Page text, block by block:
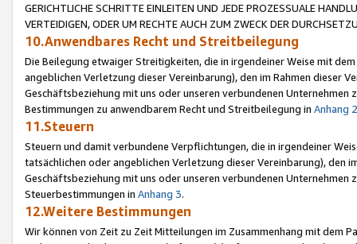
GERICHTLICHE SCHRITTE EINLEITEN UND JEDE PROZESSUALE
VERTEIDIGEN, ODER UM RECHTE AUCH ZUM ZWECK DER
10.Anwendbares Recht und Streitbeilegung
Die Beilegung etwaiger Streitigkeiten, die in irgendeiner Weise mit
angeblichen Verletzung dieser Vereinbarung), den im Rahmen dieser
Geschäftsbeziehung mit uns oder unseren verbundenen
Bestimmungen zu anwendbarem Recht und Streitbeilegung in Anhang 2
11.Steuern
Steuern und damit verbundene Verpflichtungen, die in irgendeiner
tatsächlichen oder angeblichen Verletzung dieser Vereinbarung), den
Geschäftsbeziehung mit uns oder unseren verbundenen
Steuerbestimmungen in Anhang 3.
12.Weitere Bestimmungen
Wir können von Zeit zu Zeit Mitteilungen im Zusammenhang mit dem